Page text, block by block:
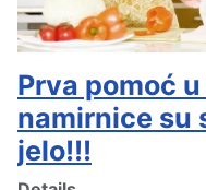
Prva pomoć
namirnice su
jelo!!!